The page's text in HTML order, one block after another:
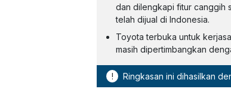
dan dilengkapi fitur canggih
telah dijual di Indonesia.
Toyota terbuka untuk
masih dipertimbangkan
! Ringkasan ini dihasilkan